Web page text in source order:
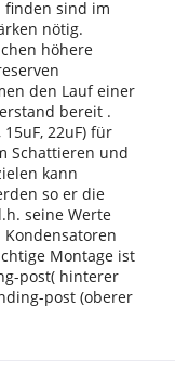
finden sind im
nötig.
höhere
den Lauf einer
bereit .
22uF) für
Schattieren und
kann
so er die
seine Werte
Montage ist
post( hinterer
post (oberer